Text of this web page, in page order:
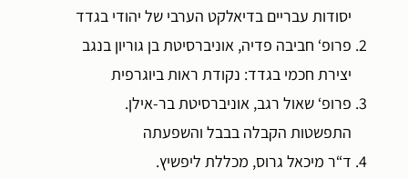
יסודות עבריים בדיאלקט הערבי של יהודי בגדד
פרופ‘ חביבה פדיה, אוניברסיטת בן גוריון בנגב
יצירת חכמי בגדד: נקודת ראות ביוגרפית
פרופ‘ שאול רגב, אוניברסיטת בר-אילן.
התפשטות הקבלה בבבל והשפעתה
ד“ר מיכאל גרוס, מכללת ליפשיץ.